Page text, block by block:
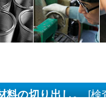
料の切り出し。 [検